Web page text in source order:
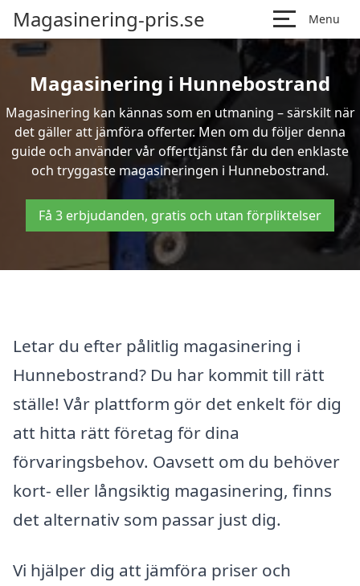
Magasinering-pris.se Menu
Magasinering i Hunnebostrand
Magasinering kan kännas som en utmaning – särskilt när
det gäller att jämföra offerter. Men om du följer denna
guide och använder vår offerttjänst får du den enklaste
och tryggaste magasineringen i Hunnebostrand.
Få 3 erbjudanden, gratis och utan förpliktelser
Letar du efter pålitlig magasinering i
Hunnebostrand? Du har kommit till rätt
ställe! Vår plattform gör det enkelt för dig
att hitta rätt företag för dina
förvaringsbehov. Oavsett om du behöver
kort- eller långsiktig magasinering, finns
det alternativ som passar just dig.
Vi hjälper dig att jämföra priser och